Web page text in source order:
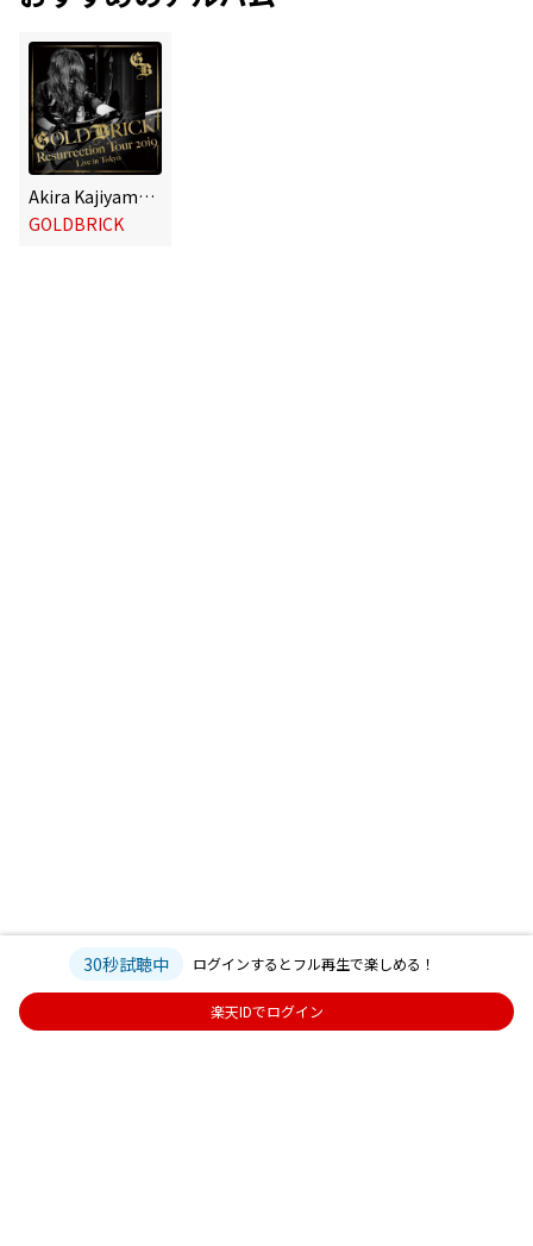
Akira Kajiyama 怒りのギター炸裂 伝説のライヴ Resurrection Tour 2019
GOLDBRICK
30秒試聴中 ログインするとフル再生で楽しめる！
楽天IDでログイン